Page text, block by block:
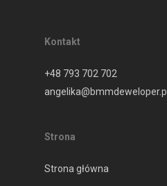
Kontakt
+48 793 702 702
angelika@bmmdeweloper.pl
Strona
Strona główna